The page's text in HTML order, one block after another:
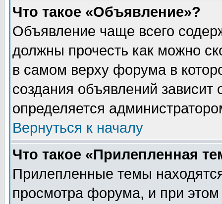
Что такое «Объявление»?
Объявление чаще всего
должны прочесть как можно
в самом верху форума в
создания объявлений зависит
определяется
Вернуться к началу
Что такое «Прилепленная
Прилепленные темы
просмотра форума, и при